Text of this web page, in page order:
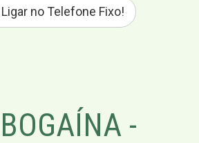
no Telefone Fixo!
-